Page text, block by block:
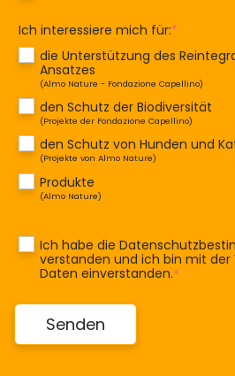
Ich interessiere mich für:*
die Unterstützung des
Ansatzes
(Almo Nature - Fondazione Capellino)
den Schutz der Biodiversität
(Projekte der Fondazione Capellino)
den Schutz von Hunden und
(Projekte von Almo Nature)
Produkte
(Almo Nature)
Ich habe die
verstanden und ich bin mit
Daten einverstanden.*